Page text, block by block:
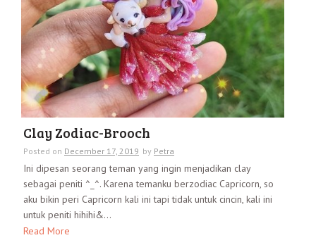
Clay Zodiac-Brooch
Posted on December 17, 2019 by Petra
Ini dipesan seorang teman yang ingin menjadikan clay
sebagai peniti ^_^. Karena temanku berzodiac Capricorn, so
aku bikin peri Capricorn kali ini tapi tidak untuk cincin, kali ini
untuk peniti hihihi&...
Read More